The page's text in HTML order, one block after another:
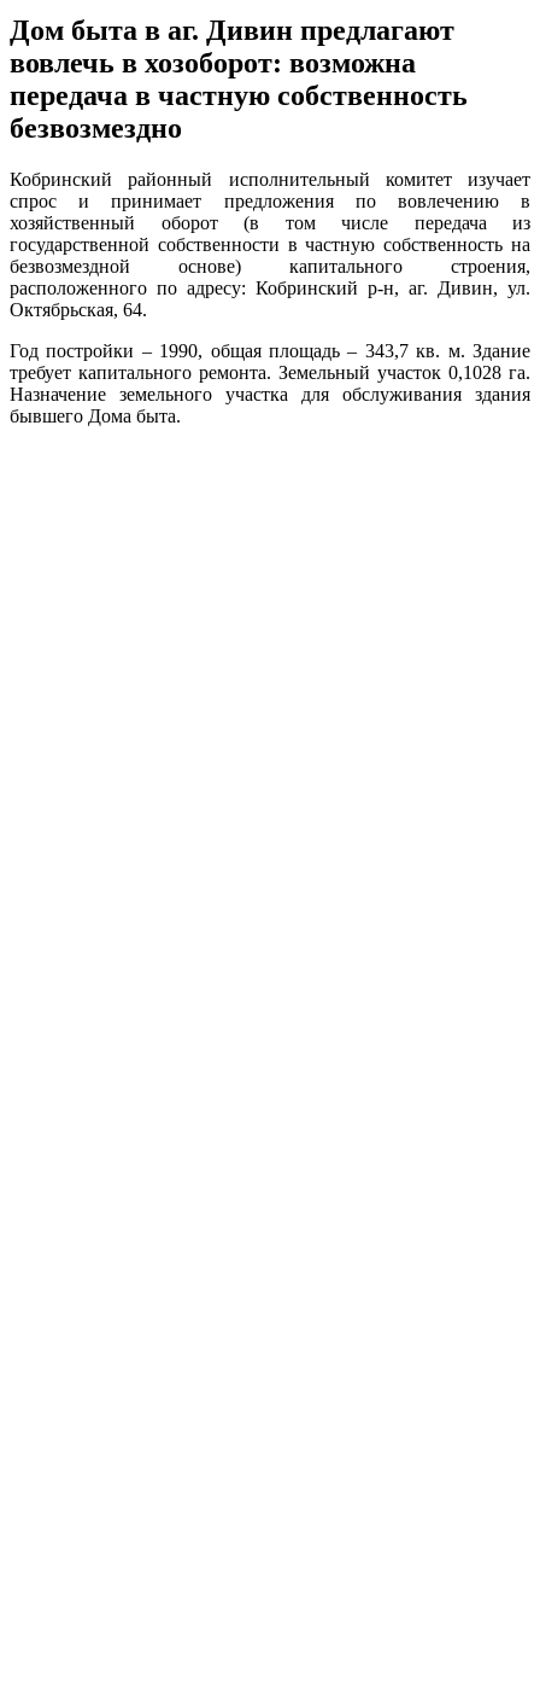
Дом быта в аг. Дивин предлагают
вовлечь в хозоборот: возможна
передача в частную собственность
безвозмездно
Кобринский районный исполнительный комитет изучает
спрос и принимает предложения по вовлечению в
хозяйственный оборот (в том числе передача из
государственной собственности в частную собственность на
безвозмездной основе) капитального строения,
расположенного по адресу: Кобринский р-н, аг. Дивин, ул.
Октябрьская, 64.
Год постройки – 1990, общая площадь – 343,7 кв. м. Здание
требует капитального ремонта. Земельный участок 0,1028 га.
Назначение земельного участка для обслуживания здания
бывшего Дома быта.